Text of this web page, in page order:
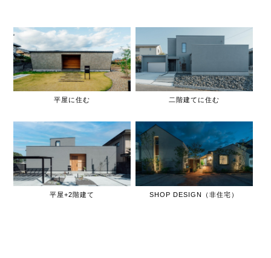
平屋に住む 二階建てに住む
平屋+2階建て SHOP DESIGN（非住宅）